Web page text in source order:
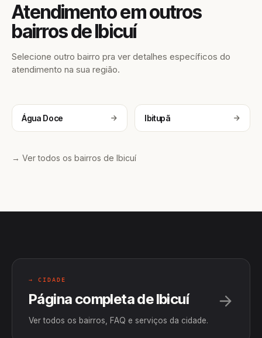
Atendimento em outros
bairros de Ibicuí
Selecione outro bairro pra ver detalhes específicos do
atendimento na sua região.
Água Doce Ibitupã
→ Ver todos os bairros de Ibicuí
→ CIDADE
Página completa de Ibicuí
Ver todos os bairros, FAQ e serviços da cidade.